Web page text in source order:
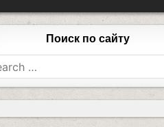
Поиск по сайту